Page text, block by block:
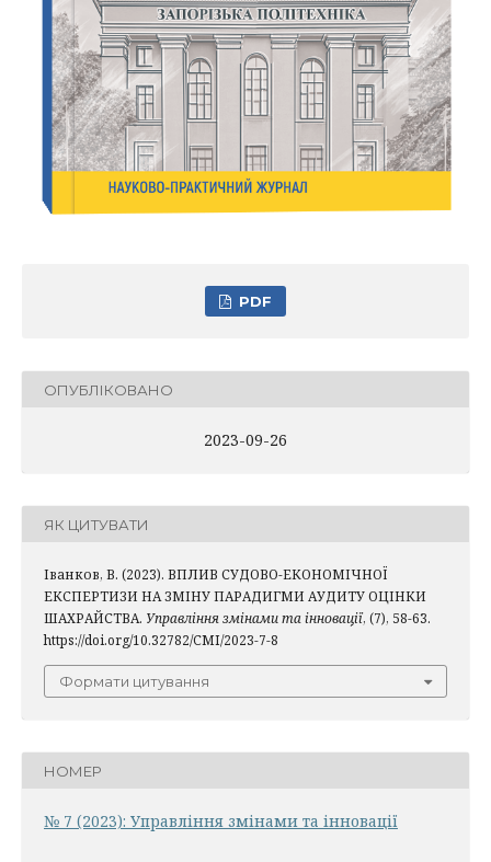
PDF
ОПУБЛІКОВАНО
2023-09-26
ЯК ЦИТУВАТИ
Іванков, В. (2023). ВПЛИВ СУДОВО-ЕКОНОМІЧНОЇ
ЕКСПЕРТИЗИ НА ЗМІНУ ПАРАДИГМИ АУДИТУ ОЦІНКИ
ШАХРАЙСТВА. Управління змінами та інновації, (7), 58-63.
https://doi.org/10.32782/CMI/2023-7-8
Формати цитування
НОМЕР
№ 7 (2023): Управління змінами та інновації